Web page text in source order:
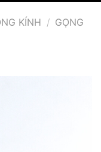
KÍNH / GỌNG